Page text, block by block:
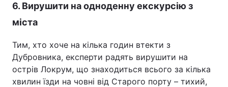
6. Вирушити на одноденну екскурсію з
міста
Тим, хто хоче на кілька годин втекти з
Дубровника, експерти радять вирушити на
острів Локрум, що знаходиться всього за кілька
хвилин їзди на човні від Старого порту – тихий,